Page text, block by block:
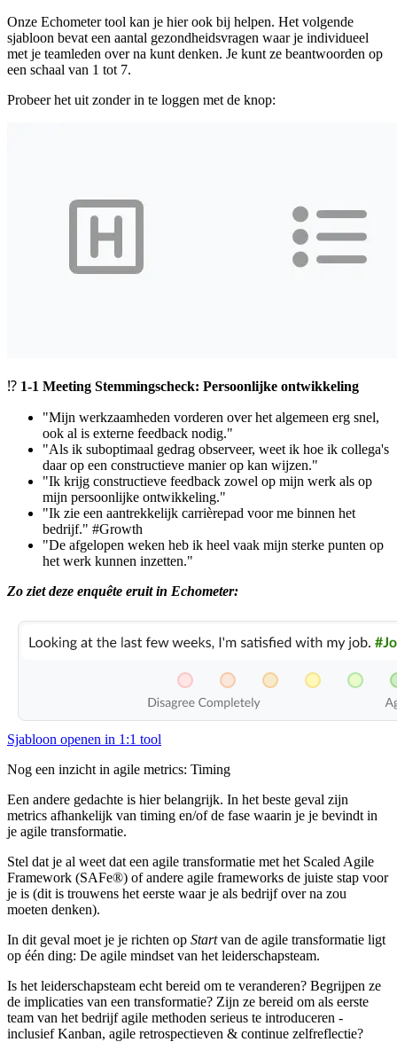
Onze Echometer tool kan je hier ook bij helpen. Het volgende
sjabloon bevat een aantal gezondheidsvragen waar je individueel
met je teamleden over na kunt denken. Je kunt ze beantwoorden op
een schaal van 1 tot 7.
Probeer het uit zonder in te loggen met de knop:
⁉️ 1-1 Meeting Stemmingscheck: Persoonlijke ontwikkeling
"Mijn werkzaamheden vorderen over het algemeen erg snel,
ook al is externe feedback nodig."
"Als ik suboptimaal gedrag observeer, weet ik hoe ik collega's
daar op een constructieve manier op kan wijzen."
"Ik krijg constructieve feedback zowel op mijn werk als op
mijn persoonlijke ontwikkeling."
"Ik zie een aantrekkelijk carrièrepad voor me binnen het
bedrijf." #Growth
"De afgelopen weken heb ik heel vaak mijn sterke punten op
het werk kunnen inzetten."
Zo ziet deze enquête eruit in Echometer:
Sjabloon openen in 1:1 tool
Nog een inzicht in agile metrics: Timing
Een andere gedachte is hier belangrijk. In het beste geval zijn
metrics afhankelijk van timing en/of de fase waarin je je bevindt in
je agile transformatie.
Stel dat je al weet dat een agile transformatie met het Scaled Agile
Framework (SAFe®) of andere agile frameworks de juiste stap voor
je is (dit is trouwens het eerste waar je als bedrijf over na zou
moeten denken).
In dit geval moet je je richten op Startvan de agile transformatie ligt
op één ding: De agile mindset van het leiderschapsteam.
Is het leiderschapsteam echt bereid om te veranderen? Begrijpen ze
de implicaties van een transformatie? Zijn ze bereid om als eerste
team van het bedrijf agile methoden serieus te introduceren -
inclusief Kanban, agile retrospectieven & continue zelfreflectie?